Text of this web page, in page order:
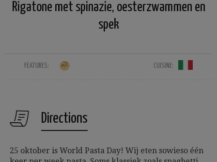
Rigatone met spinazie, oesterzwammen en
spek
FEATURES: CUISINE:
Directions
25 oktober is World Pasta Day! Wij eten sowieso één